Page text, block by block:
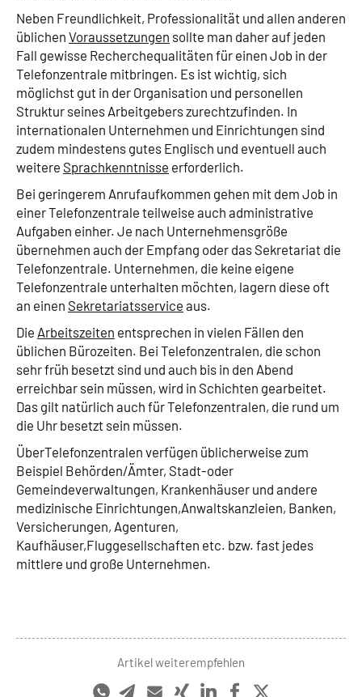
Neben Freundlichkeit, Professionalität und allen anderen
üblichen Voraussetzungen sollte man daher auf jeden
Fall gewisse Recherchequalitäten für einen Job in der
Telefonzentrale mitbringen. Es ist wichtig, sich
möglichst gut in der Organisation und personellen
Struktur seines Arbeitgebers zurechtzufinden. In
internationalen Unternehmen und Einrichtungen sind
zudem mindestens gutes Englisch und eventuell auch
weitere Sprachkenntnisse erforderlich.
Bei geringerem Anrufaufkommen gehen mit dem Job in
einer Telefonzentrale teilweise auch administrative
Aufgaben einher. Je nach Unternehmensgröße
übernehmen auch der Empfang oder das Sekretariat die
Telefonzentrale. Unternehmen, die keine eigene
Telefonzentrale unterhalten möchten, lagern diese oft
an einen Sekretariatsservice aus.
Die Arbeitszeiten entsprechen in vielen Fällen den
üblichen Bürozeiten. Bei Telefonzentralen, die schon
sehr früh besetzt sind und auch bis in den Abend
erreichbar sein müssen, wird in Schichten gearbeitet.
Das gilt natürlich auch für Telefonzentralen, die rund um
die Uhr besetzt sein müssen.
ÜberTelefonzentralen verfügen üblicherweise zum
Beispiel Behörden/Ämter, Stadt-oder
Gemeindeverwaltungen, Krankenhäuser und andere
medizinische Einrichtungen,Anwaltskanzleien, Banken,
Versicherungen, Agenturen,
Kaufhäuser,Fluggesellschaften etc. bzw. fast jedes
mittlere und große Unternehmen.
Artikel weiterempfehlen